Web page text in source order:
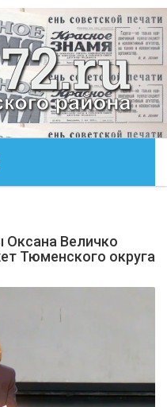
Величко
Тюменского округа